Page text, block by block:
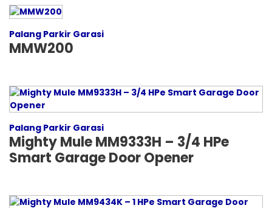
Palang Parkir Garasi
MMW200
Palang Parkir Garasi
Mighty Mule MM9333H – 3/4 HPe
Smart Garage Door Opener